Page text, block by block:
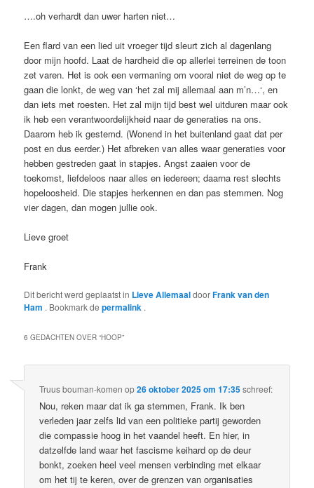
….oh verhardt dan uwer harten niet…
Een flard van een lied uit vroeger tijd sleurt zich al dagenlang
door mijn hoofd. Laat de hardheid die op allerlei terreinen de toon
zet varen. Het is ook een vermaning om vooral niet de weg op te
gaan die lonkt, de weg van ‘het zal mij allemaal aan m’n…‘, en
dan iets met roesten. Het zal mijn tijd best wel uitduren maar ook
ik heb een verantwoordelijkheid naar de generaties na ons.
Daarom heb ik gestemd. (Wonend in het buitenland gaat dat per
post en dus eerder.) Het afbreken van alles waar generaties voor
hebben gestreden gaat in stapjes. Angst zaaien voor de
toekomst, liefdeloos naar alles en iedereen; daarna rest slechts
hopeloosheid. Die stapjes herkennen en dan pas stemmen. Nog
vier dagen, dan mogen jullie ook.
Lieve groet
Frank
Dit bericht werd geplaatst in Lieve AllemaaldoorFrank van den
Ham . Bookmark depermalink .
6 GEDACHTEN OVER “HOOP”
Truus bouman-komen op26 oktober 2025 om 17:35schreef:
Nou, reken maar dat ik ga stemmen, Frank. Ik ben
verleden jaar zelfs lid van een politieke partij geworden
die compassie hoog in het vaandel heeft. En hier, in
datzelfde land waar het fascisme keihard op de deur
bonkt, zoeken heel veel mensen verbinding met elkaar
om het tij te keren, over de grenzen van organisaties